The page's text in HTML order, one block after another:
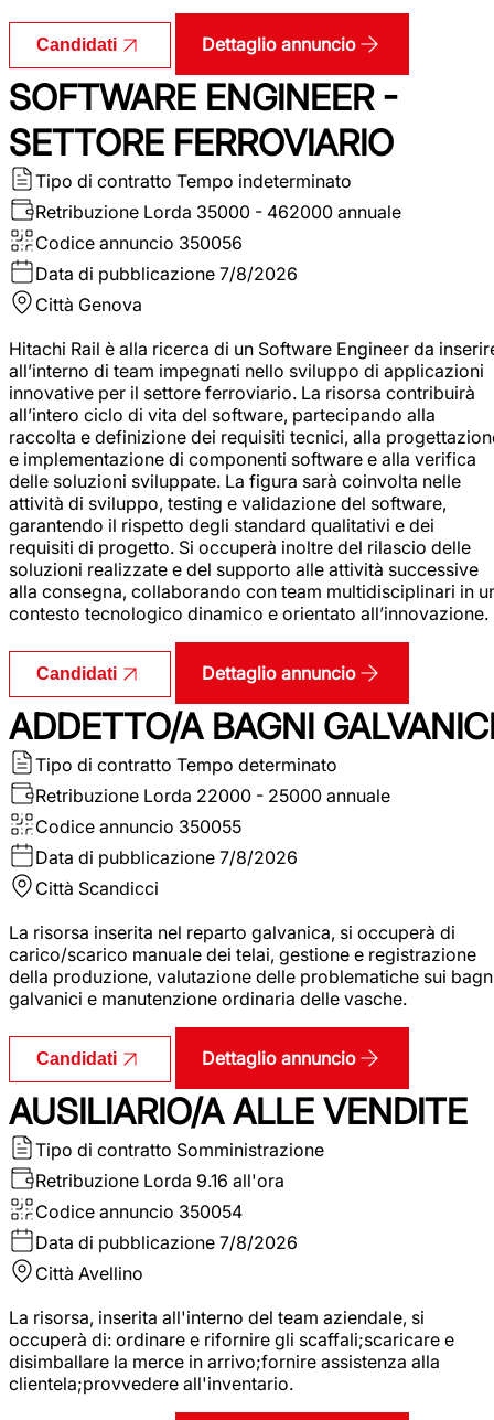
Candidati Dettaglio annuncio
SOFTWARE ENGINEER -
SETTORE FERROVIARIO
Tipo di contratto Tempo indeterminato
Retribuzione Lorda 35000 - 462000 annuale
Codice annuncio 350056
Data di pubblicazione 7/8/2026
Città Genova
Hitachi Rail è alla ricerca di un Software Engineer da
all’interno di team impegnati nello sviluppo di applicazioni
innovative per il settore ferroviario. La risorsa contribuirà
all’intero ciclo di vita del software, partecipando alla
raccolta e definizione dei requisiti tecnici, alla
e implementazione di componenti software e alla verifica
delle soluzioni sviluppate. La figura sarà coinvolta nelle
attività di sviluppo, testing e validazione del software,
garantendo il rispetto degli standard qualitativi e dei
requisiti di progetto. Si occuperà inoltre del rilascio delle
soluzioni realizzate e del supporto alle attività successive
alla consegna, collaborando con team multidisciplinari in
contesto tecnologico dinamico e orientato all’innovazione.
Candidati Dettaglio annuncio
ADDETTO/A BAGNI
Tipo di contratto Tempo determinato
Retribuzione Lorda 22000 - 25000 annuale
Codice annuncio 350055
Data di pubblicazione 7/8/2026
Città Scandicci
La risorsa inserita nel reparto galvanica, si occuperà di
carico/scarico manuale dei telai, gestione e registrazione
della produzione, valutazione delle problematiche sui
galvanici e manutenzione ordinaria delle vasche.
Candidati Dettaglio annuncio
AUSILIARIO/A ALLE VENDITE
Tipo di contratto Somministrazione
Retribuzione Lorda 9.16 all'ora
Codice annuncio 350054
Data di pubblicazione 7/8/2026
Città Avellino
La risorsa, inserita all'interno del team aziendale, si
occuperà di: ordinare e rifornire gli scaffali;scaricare e
disimballare la merce in arrivo;fornire assistenza alla
clientela;provvedere all'inventario.